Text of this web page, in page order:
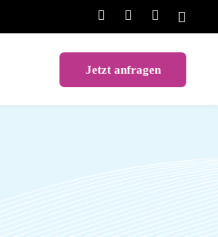
Jetzt anfragen